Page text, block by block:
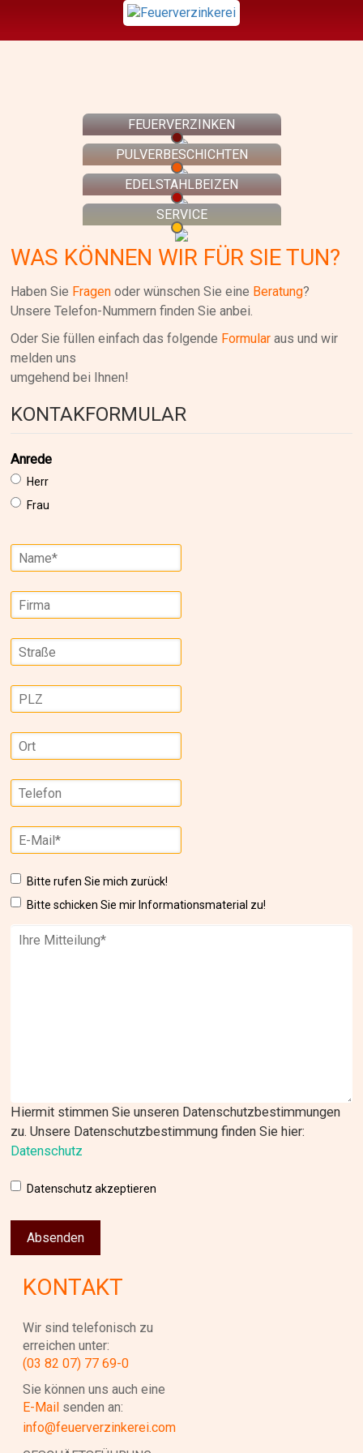
FEUERVERZINKEN
PULVERBESCHICHTEN
EDELSTAHLBEIZEN
SERVICE
WAS KÖNNEN WIR FÜR SIE TUN?
Haben Sie Fragen oder wünschen Sie eine Beratung?
Unsere Telefon-Nummern finden Sie anbei.
Oder Sie füllen einfach das folgende Formular aus und wir
melden uns
umgehend bei Ihnen!
KONTAKFORMULAR
Anrede
Herr
Frau
Bitte rufen Sie mich zurück!
Bitte schicken Sie mir Informationsmaterial zu!
Hiermit stimmen Sie unseren Datenschutzbestimmungen
zu. Unsere Datenschutzbestimmung finden Sie hier:
Datenschutz
Datenschutz akzeptieren
KONTAKT
Wir sind telefonisch zu
erreichen unter:
(03 82 07) 77 69-0
Sie können uns auch eine
E-Mail senden an:
info@feuerverzinkerei.com